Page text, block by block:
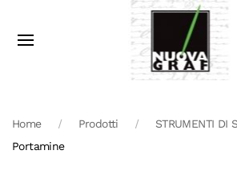
Home Prodotti
STRUMENTI DI
Portamine